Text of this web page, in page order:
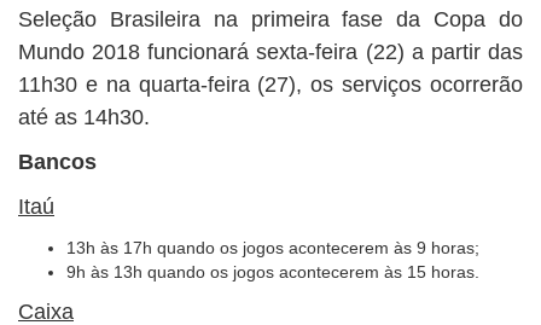
Seleção Brasileira na primeira fase da Copa do
Mundo 2018 funcionará sexta-feira (22) a partir das
11h30 e na quarta-feira (27), os serviços ocorrerão
até as 14h30.
Bancos
Itaú
13h às 17h quando os jogos acontecerem às 9 horas;
9h às 13h quando os jogos acontecerem às 15 horas.
Caixa